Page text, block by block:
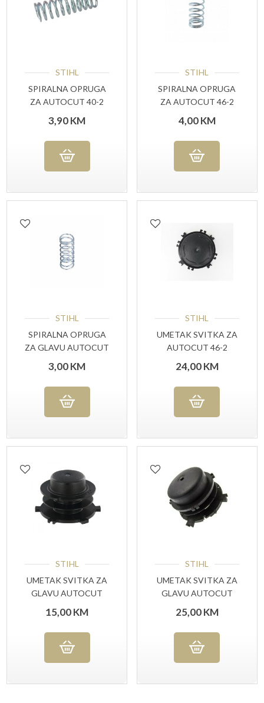
STIHL
SPIRALNA OPRUGA
ZA AUTOCUT 40-2
3,90KM
STIHL
SPIRALNA OPRUGA
ZA AUTOCUT 46-2
4,00KM
STIHL
SPIRALNA OPRUGA
ZA GLAVU AUTOCUT
3,00KM
STIHL
UMETAK SVITKA ZA
AUTOCUT 46-2
24,00KM
STIHL
UMETAK SVITKA ZA
GLAVU AUTOCUT
25-2
15,00KM
STIHL
UMETAK SVITKA ZA
GLAVU AUTOCUT
40-2 (40037133011)
25,00KM